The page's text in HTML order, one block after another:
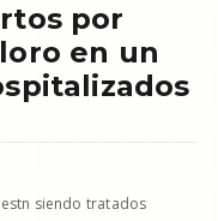
por
en un